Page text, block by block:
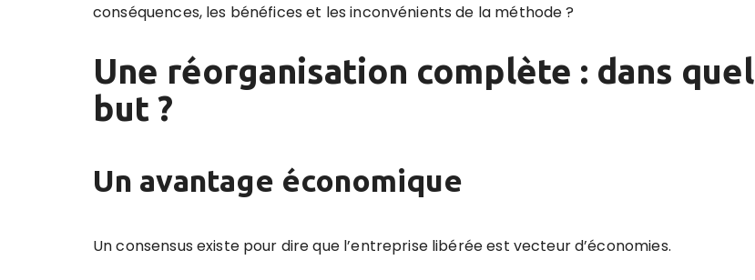
conséquences, les bénéfices et les inconvénients de la méthode ?
Une réorganisation complète : dans quel
but ?
Un avantage économique
Un consensus existe pour dire que l’entreprise libérée est vecteur d’économies.